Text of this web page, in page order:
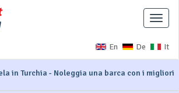
En De It
in Turchia - Noleggia una barca con i migliori